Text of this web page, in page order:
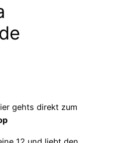
gehts direkt zum